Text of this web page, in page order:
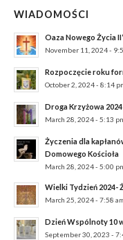
WIADOMOŚCI
Oaza Nowego Życia
November 11, 2024 -
Rozpoczęcie roku
October 2, 2024 - 8:14
Droga Krzyżowa 2024
March 28, 2024 - 5:13
Życzenia dla
Domowego Kościoła
March 28, 2024 - 5:00
Wielki Tydzień 2024-
March 25, 2024 - 7:58
Dzień Wspólnoty 10
September 30, 2023 -